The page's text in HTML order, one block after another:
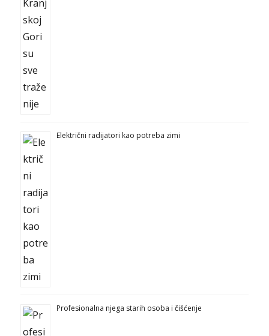
Električni radijatori kao potreba zimi
Profesionalna njega starih osoba i čišćenje